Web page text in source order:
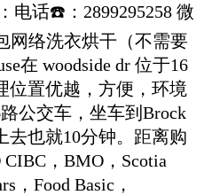
电话☎️：2899295258 微
网络洗衣烘干（不需要
在 woodside dr 位于16
位置优越，方便，环境
公交车，坐车到Brock
去也就10分钟。距离购
，BMO，Scotia
，Food Basic，